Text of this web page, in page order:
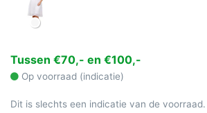
Tussen €70,- en €100,-
Op voorraad (indicatie)
Dit is slechts een indicatie van de